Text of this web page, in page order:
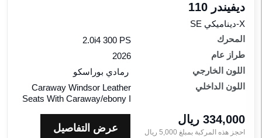
ديفيندر 110
X-ديناميكي SE
المحرك
2.0i4 300 PS
طراز عام
2026
اللون الخارجي
رمادي بوراسكو
اللون الداخلي
Caraway Windsor Leather
Seats With Caraway/ebony I
334,000 ريال‎
احجز هذه المركبة بمبلغ 5,000 ريال‎
عرض التفاصيل